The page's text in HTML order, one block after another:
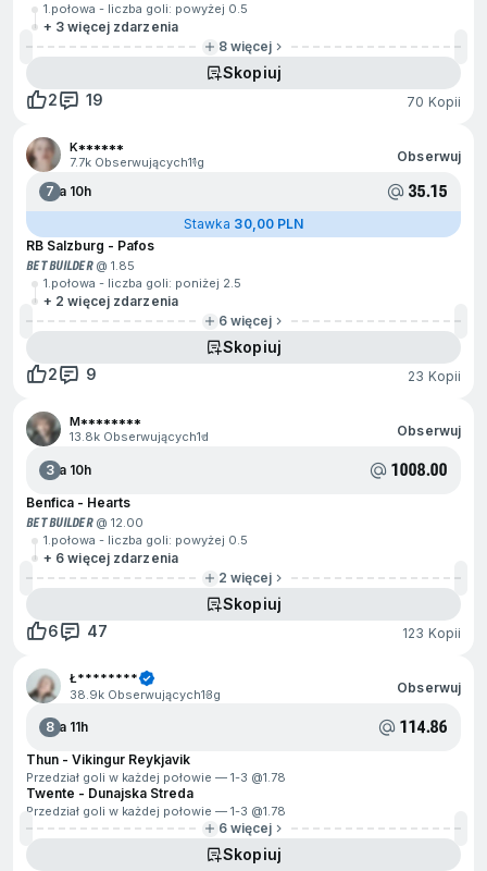
1.połowa - liczba goli: powyżej 0.5
+ 3 więcej zdarzenia
8 więcej
Skopiuj
2
19 70 Kopii
K******
7.7k Obserwujących11g Obserwuj
7Za 10h 35.15
Stawka 30,00 PLN
RB Salzburg - Pafos
BET BUILDER@ 1.85
1.połowa - liczba goli: poniżej 2.5
+ 2 więcej zdarzenia
6 więcej
Skopiuj
2
9 23 Kopii
M********
13.8k Obserwujących1d Obserwuj
3Za 10h 1008.00
Benfica - Hearts
BET BUILDER@ 12.00
1.połowa - liczba goli: powyżej 0.5
+ 6 więcej zdarzenia
2 więcej
Skopiuj
6
47 123 Kopii
Ł********
38.9k Obserwujących13g Obserwuj
8Za 11h 114.86
Thun - Vikingur Reykjavik
Przedział goli w każdej połowie — 1-3 @1.78
Twente - Dunajska Streda
Przedział goli w każdej połowie — 1-3 @1.78
6 więcej
Skopiuj